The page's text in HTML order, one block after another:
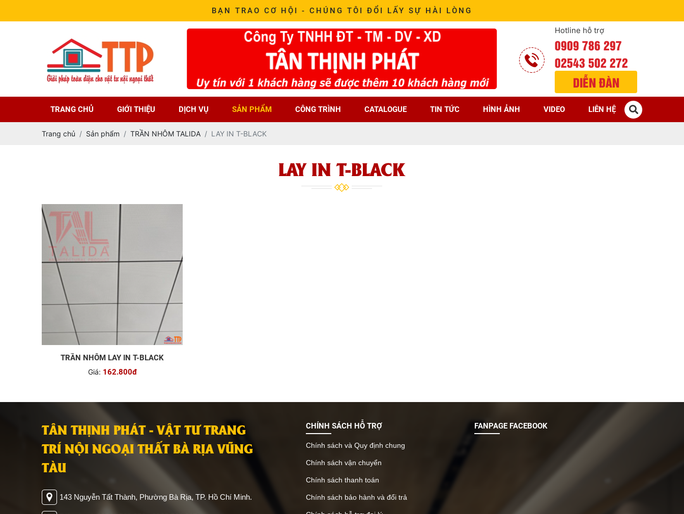
BẠN TRAO CƠ HỘI - CHÚNG TÔI ĐỔI LẤY SỰ HÀI LÒNG
Hotline hỗ trợ
0909 786 297
02543 502 272
DIỄN ĐÀN
TRANG CHỦ GIỚI THIỆU DỊCH VỤ SẢN PHẨM CÔNG TRÌNH CATALOGUE TIN TỨC HÌNH ẢNH VIDEO LIÊN HỆ
Trang chủ Sản phẩm TRẦN NHÔM TALIDA LAY IN T-BLACK
LAY IN T-BLACK
TRẦN NHÔM LAY IN T-BLACK
Giá: 162.800đ
TÂN THỊNH PHÁT - VẬT TƯ TRANG
TRÍ NỘI NGOẠI THẤT BÀ RỊA VŨNG
TÀU
143 Nguyễn Tất Thành, Phường Bà Rịa, TP. Hồ Chí Minh.
CHÍNH SÁCH HỖ TRỢ
Chính sách và Quy định chung
Chính sách vận chuyển
Chính sách thanh toán
Chính sách bảo hành và đổi trả
FANPAGE FACEBOOK